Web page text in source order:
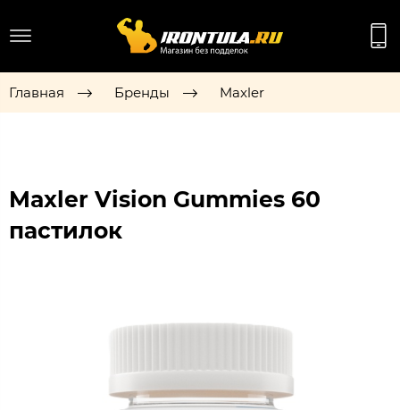
Главная Бренды Maxler
Maxler Vision Gummies 60
пастилок